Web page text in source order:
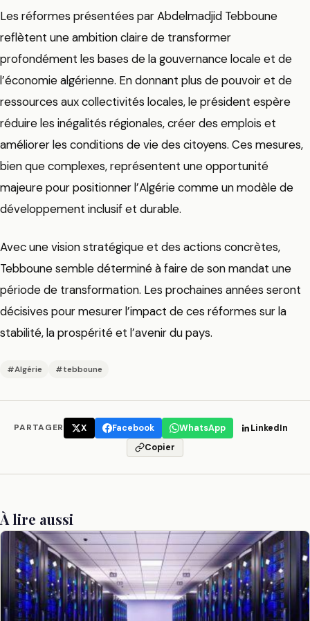
Les réformes présentées par Abdelmadjid Tebboune
reflètent une ambition claire de transformer
profondément les bases de la gouvernance locale et de
l’économie algérienne. En donnant plus de pouvoir et de
ressources aux collectivités locales, le président espère
réduire les inégalités régionales, créer des emplois et
améliorer les conditions de vie des citoyens. Ces mesures,
bien que complexes, représentent une opportunité
majeure pour positionner l’Algérie comme un modèle de
développement inclusif et durable.
Avec une vision stratégique et des actions concrètes,
Tebboune semble déterminé à faire de son mandat une
période de transformation. Les prochaines années seront
décisives pour mesurer l’impact de ces réformes sur la
stabilité, la prospérité et l’avenir du pays.
#Algérie #tebboune
PARTAGER X Facebook WhatsApp
LinkedIn
Copier
À lire aussi